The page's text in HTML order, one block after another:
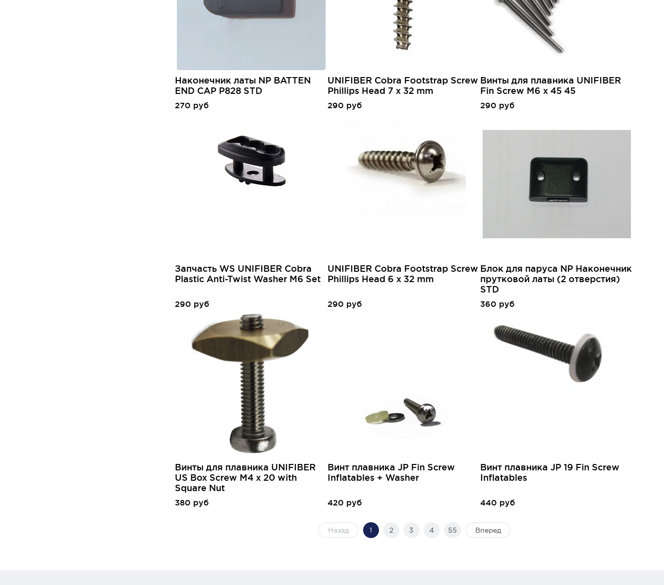
Наконечник латы NP BATTEN
END CAP P828 STD
270 руб
UNIFIBER Cobra Footstrap Screw
Phillips Head 7 x 32 mm
290 руб
Винты для плавника UNIFIBER
Fin Screw M6 x 45 45
290 руб
Запчасть WS UNIFIBER Cobra
Plastic Anti-Twist Washer M6 Set
290 руб
UNIFIBER Cobra Footstrap Screw
Phillips Head 6 x 32 mm
290 руб
Блок для паруса NP Наконечник
прутковой латы (2 отверстия)
STD
360 руб
Винты для плавника UNIFIBER
US Box Screw M4 x 20 with
Square Nut
380 руб
Винт плавника JP Fin Screw
Inflatables + Washer
420 руб
Винт плавника JP 19 Fin Screw
Inflatables
440 руб
Назад 1 2 3 4 55 Вперед